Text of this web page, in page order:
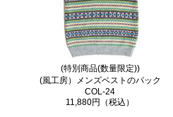
(特別商品(数量限定))
(風工房）メンズベストのパック
COL-24
11,880円（税込）